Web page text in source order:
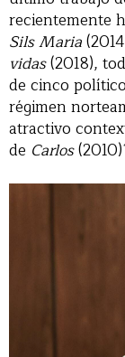
recientemente
Sils Maria
vidas(2018),
de cinco
régimen
atractivo
de Carlos